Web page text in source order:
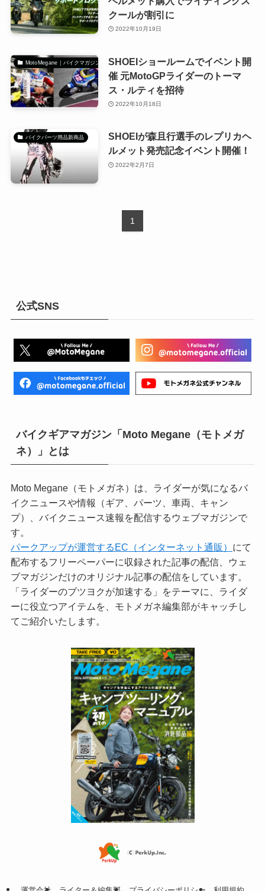
クールが割引に
2022年10月19日
MotoMegane｜バイクマガジン
SHOEIショールームでイベント開
催 元MotoGPライダーのトーマ
ス・ルティを招待
2022年10月18日
バイクパーツ用品新商品
SHOEIが森且行選手のレプリカヘ
ルメット発売記念イベント開催！
2022年2月7日
1
公式SNS
バイクギアマガジン「Moto Megane（モトメガ
ネ）」とは
Moto Megane（モトメガネ）は、ライダーが気になるバ
イクニュースや情報（ギア、パーツ、車両、キャン
プ）、バイクニュース速報を配信するウェブマガジンで
す。
パークアップが運営するEC（インターネット通販） にて
配布するフリーペーパーに収録された記事の配信、ウェ
ブマガジンだけのオリジナル記事の配信をしています。
「ライダーのブツヨクが加速する」をテーマに、ライダ
ーに役立つアイテムを、モトメガネ編集部がキャッチし
てご紹介いたします。